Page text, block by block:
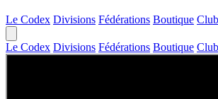
Le Codex Divisions Fédérations Boutique
Le Codex Divisions Fédérations Boutique